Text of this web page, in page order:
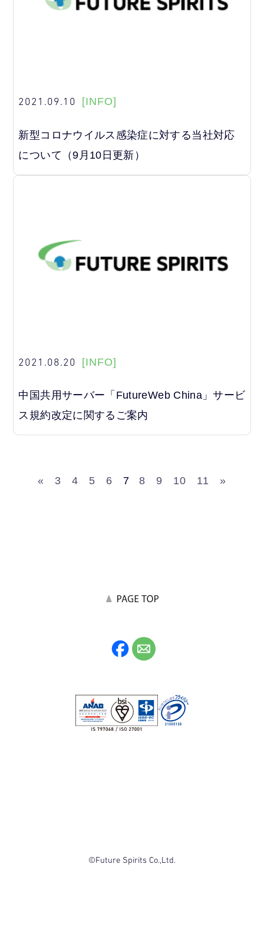
2021.09.10 [INFO]
新型コロナウイルス感染症に対する当社対応
について（9月10日更新）
2021.08.20 [INFO]
中国共用サーバー「FutureWeb China」サービ
ス規約改定に関するご案内
« 3 4 5 6 7 8 9 10 11 »
©Future Spirits Co.,Ltd.